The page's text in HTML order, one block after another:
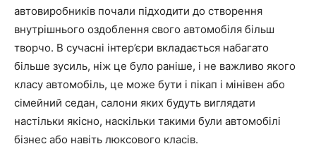
автовиробників почали підходити до створення
внутрішнього оздоблення свого автомобіля більш
творчо. В сучасні інтер’єри вкладається набагато
більше зусиль, ніж це було раніше, і не важливо якого
класу автомобіль, це може бути і пікап і мінівен або
сімейний седан, салони яких будуть виглядати
настільки якісно, наскільки такими були автомобілі
бізнес або навіть люксового класів.